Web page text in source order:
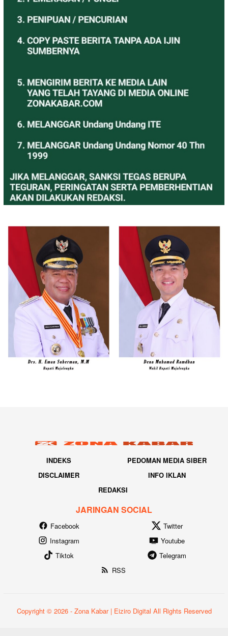
INDEKS
PEDOMAN MEDIA SIBER
DISCLAIMER
INFO IKLAN
REDAKSI
JARINGAN SOCIAL
Facebook
Twitter
Instagram
Youtube
Tiktok
Telegram
RSS
Copyright © 2026 - Zona Kabar | Eiziro Digital All Rights Reserved